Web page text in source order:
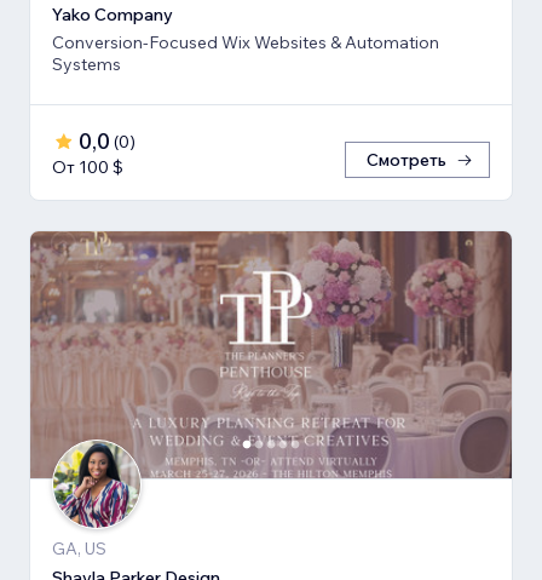
Yako Company
Conversion-Focused Wix Websites & Automation
Systems
0,0 (0)
От 100 $
Смотреть
GA, US